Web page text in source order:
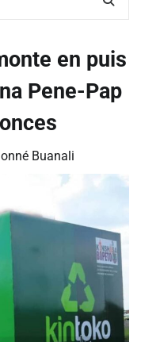
en puis
Pene-Pap
Buanali